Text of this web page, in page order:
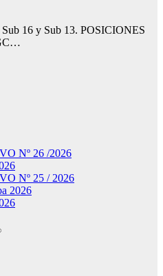
16 y Sub 13. POSICIONES
Nº 26 /2026
Nº 25 / 2026
2026